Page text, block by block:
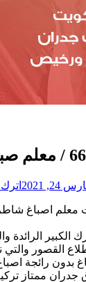
24, 2021
معلم اصباغ
القصور
بدون رائجة
ورق جدران